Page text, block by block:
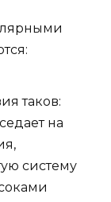
таков:
на
систему